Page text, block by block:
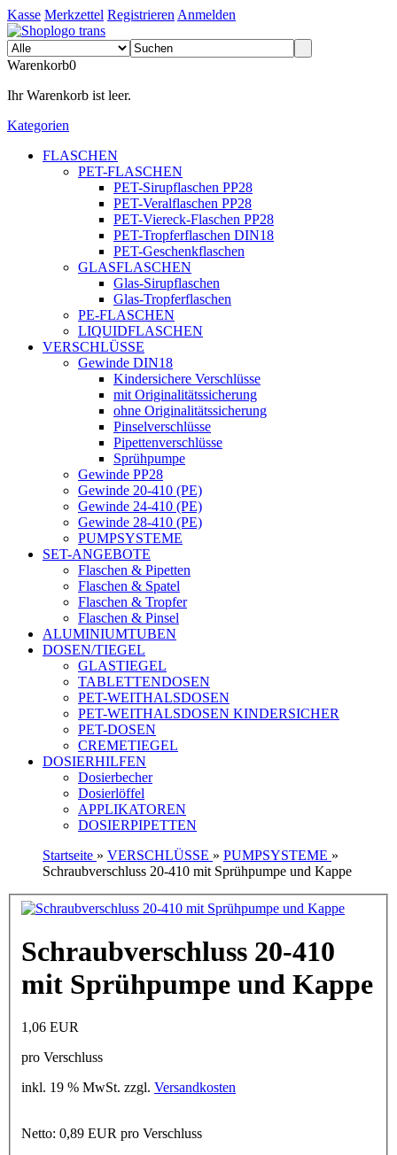
Kasse Merkzettel Registrieren Anmelden
Warenkorb0
Ihr Warenkorb ist leer.
Kategorien
FLASCHEN
PET-FLASCHEN
PET-Sirupflaschen PP28
PET-Veralflaschen PP28
PET-Viereck-Flaschen PP28
PET-Tropferflaschen DIN18
PET-Geschenkflaschen
GLASFLASCHEN
Glas-Sirupflaschen
Glas-Tropferflaschen
PE-FLASCHEN
LIQUIDFLASCHEN
VERSCHLÜSSE
Gewinde DIN18
Kindersichere Verschlüsse
mit Originalitätssicherung
ohne Originalitätssicherung
Pinselverschlüsse
Pipettenverschlüsse
Sprühpumpe
Gewinde PP28
Gewinde 20-410 (PE)
Gewinde 24-410 (PE)
Gewinde 28-410 (PE)
PUMPSYSTEME
SET-ANGEBOTE
Flaschen & Pipetten
Flaschen & Spatel
Flaschen & Tropfer
Flaschen & Pinsel
ALUMINIUMTUBEN
DOSEN/TIEGEL
GLASTIEGEL
TABLETTENDOSEN
PET-WEITHALSDOSEN
PET-WEITHALSDOSEN KINDERSICHER
PET-DOSEN
CREMETIEGEL
DOSIERHILFEN
Dosierbecher
Dosierlöffel
APPLIKATOREN
DOSIERPIPETTEN
Startseite » VERSCHLÜSSE » PUMPSYSTEME »
Schraubverschluss 20-410 mit Sprühpumpe und Kappe
Schraubverschluss 20-410
mit Sprühpumpe und Kappe
1,06 EUR
pro Verschluss
inkl. 19 % MwSt. zzgl. Versandkosten
Netto: 0,89 EUR pro Verschluss